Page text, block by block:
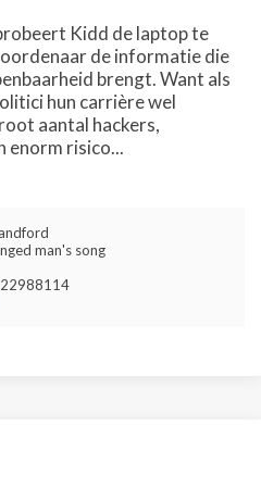
Kidd de laptop te
de informatie die
brengt. Want als
hun carrière wel
aantal hackers,
enorm risico...
man's song